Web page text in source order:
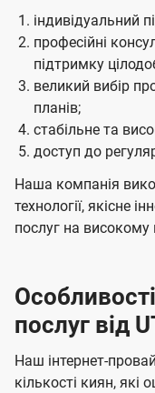
індивідуальний
професійні
підтримку
великий вибір
планів;
стабільне та
доступ до
Наша компанія
технології, якісне
послуг на високому
послуг від
Наш інтернет-
кількості киян, які